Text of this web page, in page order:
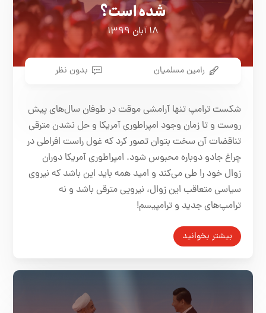
شده است؟
۱۸ آبان ۱۳۹۹
رامین مسلمیان بدون نظر
شکست ترامپ تنها آرامشی موقت در طوفان سال‌های پیش
روست و تا زمان وجود امپراطوری آمریکا و حل نشدن مترقی
تناقضات آن سخت بتوان تصور کرد که غول راست افراطی در
چراغ جادو دوباره محبوس شود. امپراطوری آمریکا دوران
زوال خود را طی می‌کند و امید همه باید این باشد که نیروی
سیاسی متعاقب این زوال، نیرویی مترقی باشد و نه
ترامپ‌های جدید و ترامپیسم!
بیشتر بخوانید